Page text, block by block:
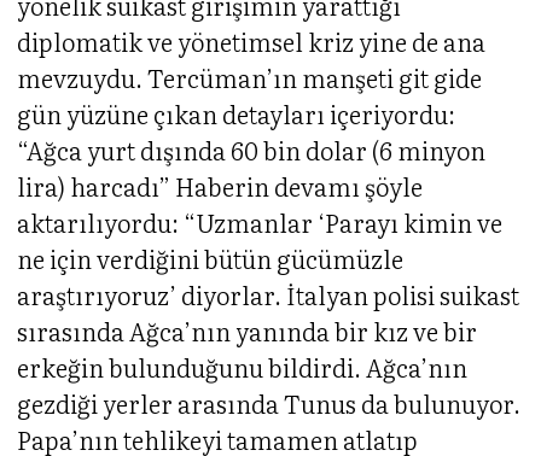
diplomatik ve yönetimsel kriz yine de ana
mevzuydu. Tercüman’ın manşeti git gide
gün yüzüne çıkan detayları içeriyordu:
“Ağca yurt dışında 60 bin dolar (6 minyon
lira) harcadı” Haberin devamı şöyle
aktarılıyordu: “Uzmanlar ‘Parayı kimin ve
ne için verdiğini bütün gücümüzle
araştırıyoruz’ diyorlar. İtalyan polisi suikast
sırasında Ağca’nın yanında bir kız ve bir
erkeğin bulunduğunu bildirdi. Ağca’nın
gezdiği yerler arasında Tunus da bulunuyor.
Papa’nın tehlikeyi tamamen atlatıp